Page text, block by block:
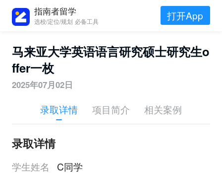
指南者留学
选校/定位/规划 必备工具 打开App
马来亚大学英语语言研究硕士研究生o
ffer一枚
2025年07月02日
录取详情 项目简介 相关案例
录取详情
学生姓名
C同学